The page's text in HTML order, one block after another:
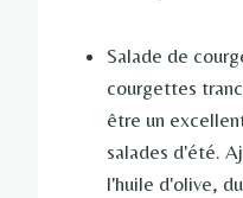
Salade de
courgettes
être un
salades d'été.
l'huile d'olive,